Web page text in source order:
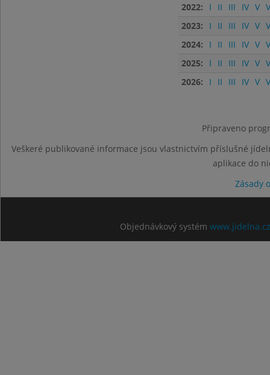
2022:
I II III IV V
2023:
I II III IV V
2024:
I II III IV V
2025:
I II III IV V
2026:
I II III IV V
Připraveno
Veškeré publikované informace jsou vlastnictvím příslušné
aplikace do
Zásady
Objednávkový systém www.jidelna.cz